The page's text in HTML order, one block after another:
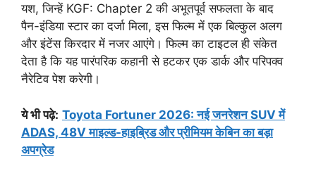
यश, जिन्हें KGF: Chapter 2 की अभूतपूर्व सफलता के बाद
पैन-इंडिया स्टार का दर्जा मिला, इस फिल्म में एक बिल्कुल अलग
और इंटेंस किरदार में नजर आएंगे। फिल्म का टाइटल ही संकेत
देता है कि यह पारंपरिक कहानी से हटकर एक डार्क और परिपक्व
नैरेटिव पेश करेगी।
ये भी पढ़े: Toyota Fortuner 2026: नई जनरेशन SUV में
ADAS, 48V माइल्ड-हाइब्रिड और प्रीमियम केबिन का बड़ा
अपग्रेड